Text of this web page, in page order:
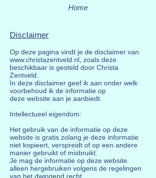
Home
Disclaimer
Op deze pagina vindt je de disclaimer van
www.christazentveld.nl , zoals deze
beschikbaar is gesteld door Christa
Zentveld.
In deze disclaimer geef ik aan onder welk
voorbehoud ik de informatie op
deze website aan je aanbiedt.
Intellectueel eigendom:
Het gebruik van de informatie op deze
website is gratis zolang je deze informatie
niet kopieert, verspreidt of op een andere
manier gebruikt of misbruikt.
Je mag de informatie op deze website
alleen hergebruiken volgens de regelingen
van het dwingend recht.